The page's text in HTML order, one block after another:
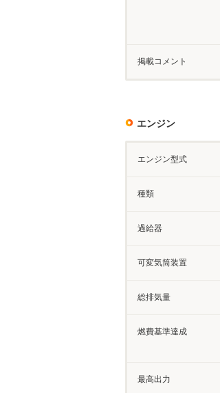
掲載コメント
エンジン
エンジン型式
種類
過給器
可変気筒装置
総排気量
燃費基準達成
最高出力